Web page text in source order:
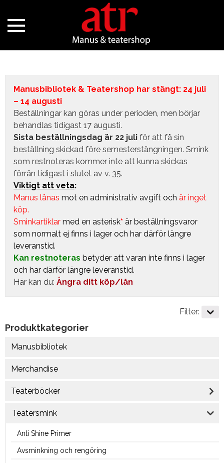
Manusbibliotek & Teatershop har stängt: 24 juli
– 14 augusti
Beställningar kan göras under perioden, men börjar
behandlas tidigast 17 augusti.
Sista beställningsdag är 22 juli för att få sin
beställning skickad före semesterstängningen. Smink
som restnoteras kommer inte att kunna skickas
förrän tidigast i slutet av v. 35.
Viktigt att veta:
Manus lånas mot en administrativ avgift och är inget
köp.
Sminkartiklar med en asterisk* är beställningsvaror
som normalt ej finns i lager och har därför längre
leveranstid.
Kan restnoteras betyder att varan inte finns i lager
och har därför längre leveranstid.
Här kan du: Ångra ditt köp/lån
Produktkategorier
Manusbibliotek
Merchandise
Teaterböcker
Teatersmink
Anti Shine Primer
Avsminkning och rengöring
Filter: